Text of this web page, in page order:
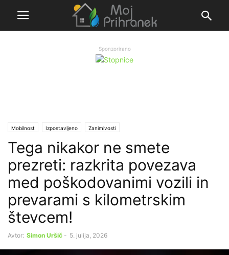
Sponzorirano
Mobilnost Izpostavljeno Zanimivosti
Tega nikakor ne smete
prezreti: razkrita povezava
med poškodovanimi vozili in
prevarami s kilometrskim
števcem!
Avtor: Simon Uršič - 5. julija, 2026